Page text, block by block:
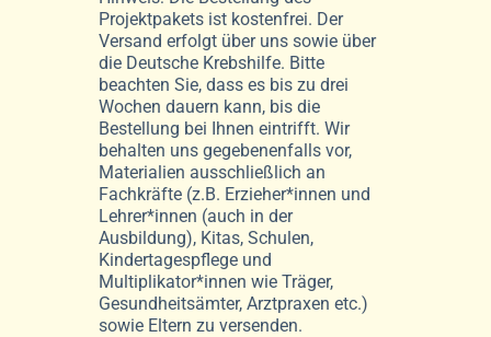
Projektpakets ist kostenfrei. Der
Versand erfolgt über uns sowie über
die Deutsche Krebshilfe. Bitte
beachten Sie, dass es bis zu drei
Wochen dauern kann, bis die
Bestellung bei Ihnen eintrifft. Wir
behalten uns gegebenenfalls vor,
Materialien ausschließlich an
Fachkräfte (z.B. Erzieher*innen und
Lehrer*innen (auch in der
Ausbildung), Kitas, Schulen,
Kindertagespflege und
Multiplikator*innen wie Träger,
Gesundheitsämter, Arztpraxen etc.)
sowie Eltern zu versenden.